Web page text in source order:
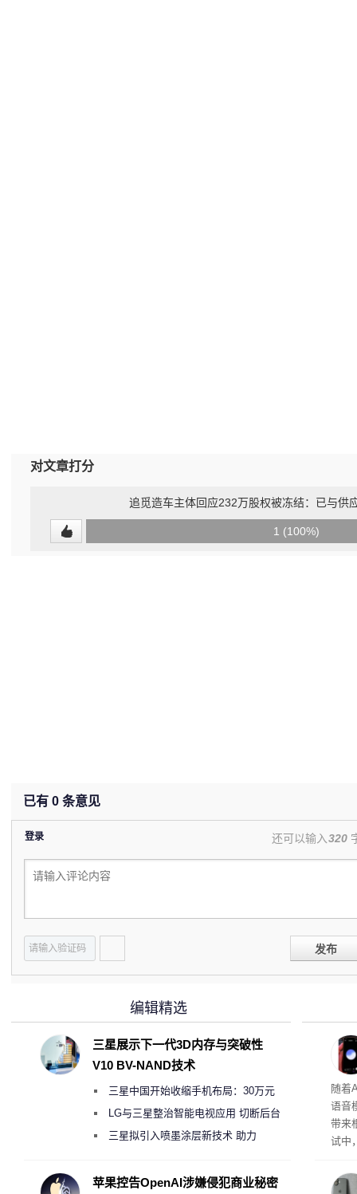
对文章打分
追觅造车主体回应232万股权被冻结：已与供
1 (100%)
已有 0 条意见
登录 还可以输入320
发布
理”
随着
语音
带来
试中
互
编辑精选
三星展示下一代3D内存与突破性
V10 BV-NAND技术
三星中国开始收缩手机布局：30万元
月销售额不达标门店 将被逐步清退
LG与三星整治智能电视应用 切断后台
偷偷共享带宽的违规行为
三星拟引入喷墨涂层新技术 助力
度
苹果控告OpenAI涉嫌侵犯商业秘密